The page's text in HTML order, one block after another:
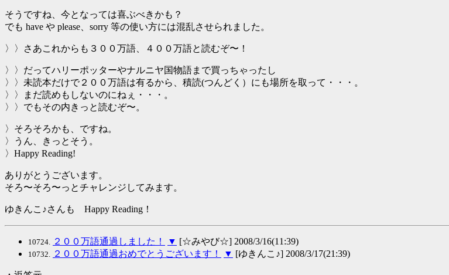
そうですね、今となっては喜ぶべきかも？
でも have や please、sorry 等の使い方には混乱させられました。
〉〉さあこれからも３００万語、４００万語と読むぞ〜！
〉〉だってハリーポッターやナルニヤ国物語まで買っちゃったし
〉〉未読本だけで２００万語は有るから、積読(つんどく）にも場所を取って・・・。
〉〉まだ読めもしないのにねぇ・・・。
〉〉でもその内きっと読むぞ〜。
〉そろそろかも、ですね。
〉うん、きっとそう。
〉Happy Reading!
ありがとうございます。
そろ〜そろ〜っとチャレンジしてみます。
ゆきんこ♪さんも Happy Reading！
10724. ２００万語通過しました！ ▼ [☆みやび☆] 2008/3/16(11:39)
10732. ２００万語通過おめでとうございます！ ▼ [ゆきんこ♪] 2008/3/17(21:39)